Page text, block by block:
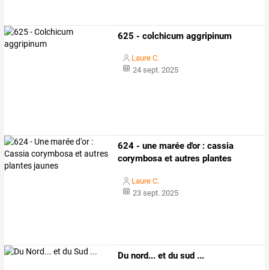
625 - colchicum aggripinum
Laure C.
24 sept. 2025
624 - une marée d'or : cassia
corymbosa et autres plantes
Laure C.
23 sept. 2025
Du nord... et du sud ...